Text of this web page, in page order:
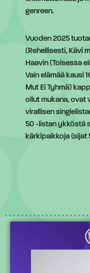
genreen.
Vuoden 2025
(Rehellisesti, Kävi
Haavin (Toisessa
Vain elämää kausi
Mut Ei Tyhmä)
ollut mukana, ovat
virallisen
50 -listan ykköstä
kärkipaikkoja (sijat